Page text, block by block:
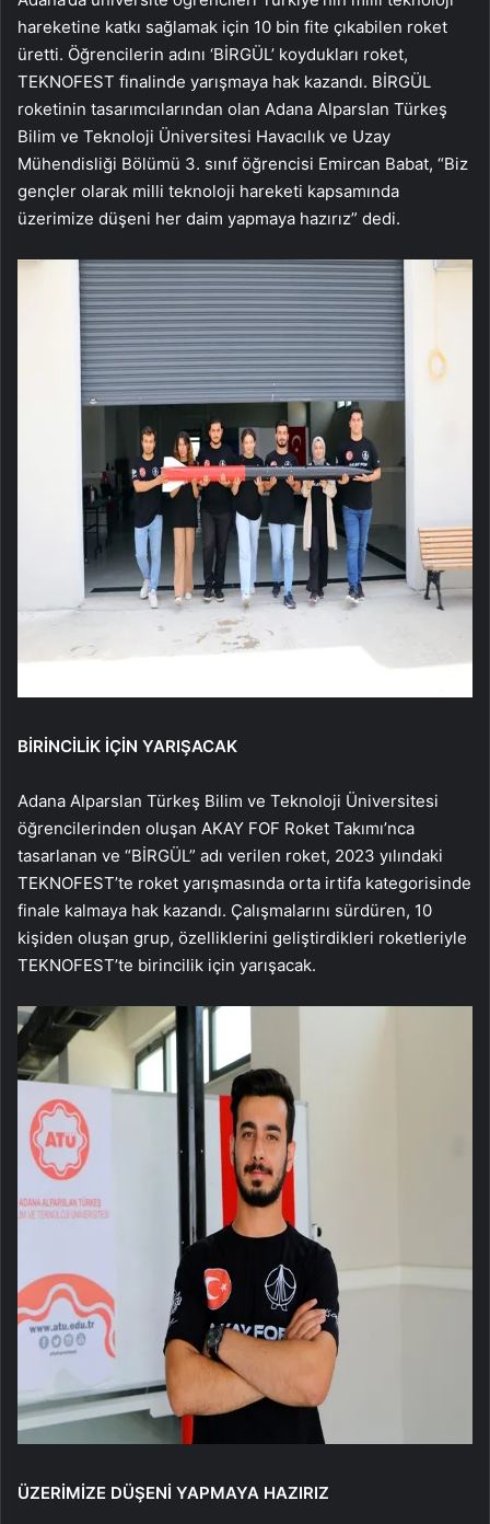
hareketine katkı sağlamak için 10 bin fite çıkabilen roket
üretti. Öğrencilerin adını ‘BİRGÜL’ koydukları roket,
TEKNOFEST finalinde yarışmaya hak kazandı. BİRGÜL
roketinin tasarımcılarından olan Adana Alparslan Türkeş
Bilim ve Teknoloji Üniversitesi Havacılık ve Uzay
Mühendisliği Bölümü 3. sınıf öğrencisi Emircan Babat, “Biz
gençler olarak milli teknoloji hareketi kapsamında
üzerimize düşeni her daim yapmaya hazırız” dedi.
BİRİNCİLİK İÇİN YARIŞACAK
Adana Alparslan Türkeş Bilim ve Teknoloji Üniversitesi
öğrencilerinden oluşan AKAY FOF Roket Takımı’nca
tasarlanan ve “BİRGÜL” adı verilen roket, 2023 yılındaki
TEKNOFEST’te roket yarışmasında orta irtifa kategorisinde
finale kalmaya hak kazandı. Çalışmalarını sürdüren, 10
kişiden oluşan grup, özelliklerini geliştirdikleri roketleriyle
TEKNOFEST’te birincilik için yarışacak.
ÜZERİMİZE DÜŞENİ YAPMAYA HAZIRIZ